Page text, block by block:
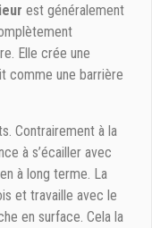
est généralement
Elle crée une
comme une barrière
Contrairement à la
à s’écailler avec
à long terme. La
et travaille avec le
en surface. Cela la